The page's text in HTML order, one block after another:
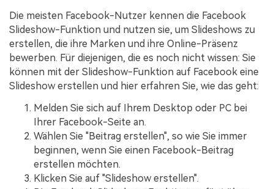
Die meisten Facebook-Nutzer kennen die Facebook
Slideshow-Funktion und nutzen sie, um Slideshows zu
erstellen, die ihre Marken und ihre Online-Präsenz
bewerben. Für diejenigen, die es noch nicht wissen: Sie
können mit der Slideshow-Funktion auf Facebook eine
Slideshow erstellen und hier erfahren Sie, wie das geht:
Melden Sie sich auf Ihrem Desktop oder PC bei
Ihrer Facebook-Seite an.
Wählen Sie "Beitrag erstellen", so wie Sie immer
beginnen, wenn Sie einen Facebook-Beitrag
erstellen möchten.
Klicken Sie auf "Slideshow erstellen".